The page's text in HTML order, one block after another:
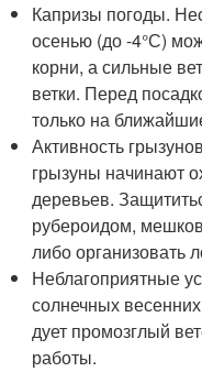
Капризы погоды.
осенью (до -4°С)
корни, а сильные
ветки. Перед
только на
Активность
грызуны начинают
деревьев.
рубероидом,
либо организовать
Неблагоприятные
солнечных
дует промозглый
работы.